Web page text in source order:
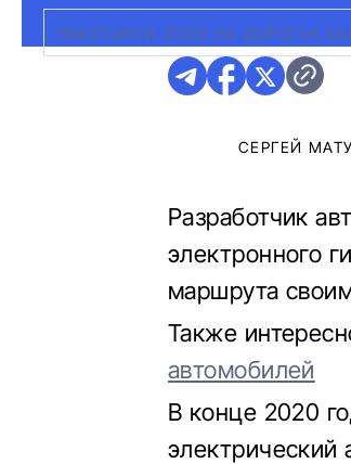
РАБОТАКСИ ZOOX НА ДОРОГАХ
СЕРГЕЙ
Разработчик
электронного
маршрута
Также
автомобилей
В конце 2020
электрический